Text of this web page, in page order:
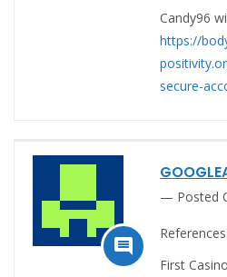
Candy96
https://
secure-

Posted
References:
First